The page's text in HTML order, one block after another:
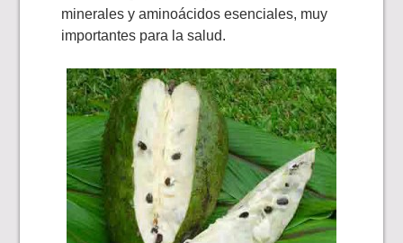
minerales y aminoácidos esenciales, muy
importantes para la salud.